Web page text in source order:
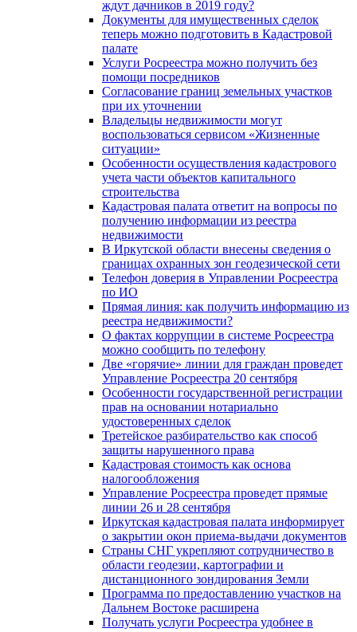
ждут дачников в 2019 году?
Документы для имущественных сделок
теперь можно подготовить в Кадастровой
палате
Услуги Росреестра можно получить без
помощи посредников
Согласование границ земельных участков
при их уточнении
Владельцы недвижимости могут
воспользоваться сервисом «Жизненные
ситуации»
Особенности осуществления кадастрового
учета части объектов капитального
строительства
Кадастровая палата ответит на вопросы по
получению информации из реестра
недвижимости
В Иркутской области внесены сведения о
границах охранных зон геодезической сети
Телефон доверия в Управлении Росреестра
по ИО
Прямая линия: как получить информацию из
реестра недвижимости?
О фактах коррупции в системе Росреестра
можно сообщить по телефону
Две «горячие» линии для граждан проведет
Управление Росреестра 20 сентября
Особенности государственной регистрации
прав на основании нотариально
удостоверенных сделок
Третейское разбирательство как способ
защиты нарушенного права
Кадастровая стоимость как основа
налогообложения
Управление Росреестра проведет прямые
линии 26 и 28 сентября
Иркутская кадастровая палата информирует
о закрытии окон приема-выдачи документов
Страны СНГ укрепляют сотрудничество в
области геодезии, картографии и
дистанционного зондирования Земли
Программа по предоставлению участков на
Дальнем Востоке расширена
Получать услуги Росреестра удобнее в